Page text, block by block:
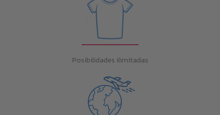
Posibilidades ilimitadas